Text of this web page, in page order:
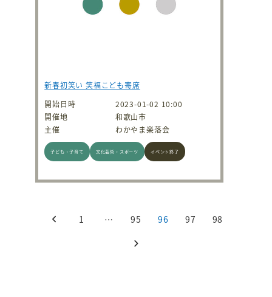
新春初笑い 笑福こども寄席
開始日時
2023-01-02 10:00
開催地
和歌山市
主催
わかやま楽落会
子ども・子育て 文化芸術・スポーツ イベント終了
投稿のページ送り
1 … 95 96 97 98